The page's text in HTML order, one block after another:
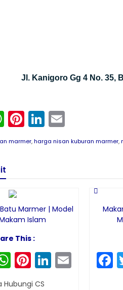
Jl. Kanigoro Gg 4 No. 35,
WhatsApp
Pinterest
LinkedIn
marmer,harga nisan kuburan marmer,
Marmer | Model
Islam
This :
WhatsApp
Pinterest
LinkedIn
Email
Hubungi CS